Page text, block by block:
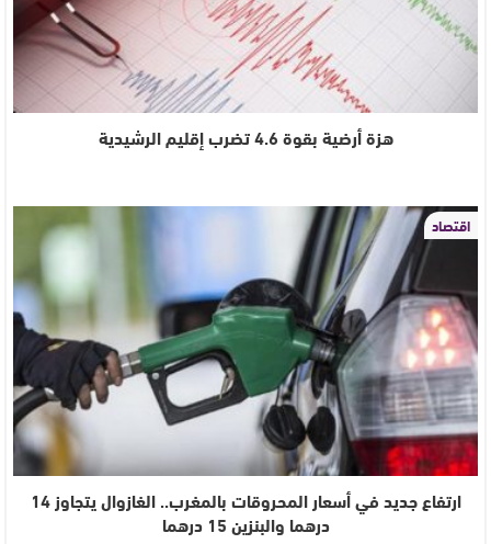
هزة أرضية بقوة 4.6 تضرب إقليم الرشيدية
اقتصاد
ارتفاع جديد في أسعار المحروقات بالمغرب.. الغازوال يتجاوز 14
درهما والبنزين 15 درهما